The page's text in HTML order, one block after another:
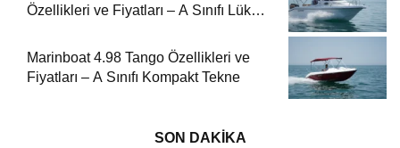
Özellikleri ve Fiyatları – A Sınıfı Lüks
Marinboat 4.98 Tango Özellikleri ve
Fiyatları – A Sınıfı Kompakt Tekne
SON DAKİKA